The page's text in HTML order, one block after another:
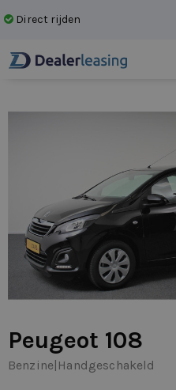
Direct rijden
Peugeot 108
Benzine Handgeschakeld